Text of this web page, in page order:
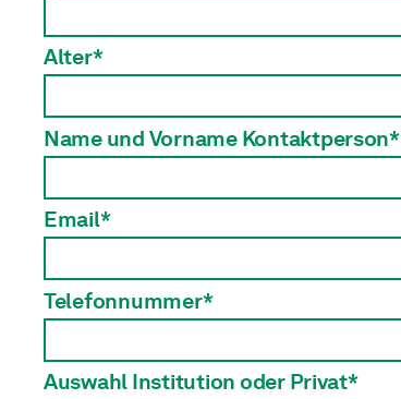
Alter*
Name und Vorname Kontaktperson*
Email*
Telefonnummer*
Auswahl Institution oder Privat*